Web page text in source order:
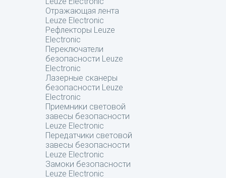
Отражающая лента
Leuze Electronic
Рефлекторы Leuze
Electronic
Переключатели
безопасности Leuze
Electronic
Лазерные сканеры
безопасности Leuze
Electronic
Приемники световой
завесы безопасности
Leuze Electronic
Передатчики световой
завесы безопасности
Leuze Electronic
Замоки безопасности
Leuze Electronic